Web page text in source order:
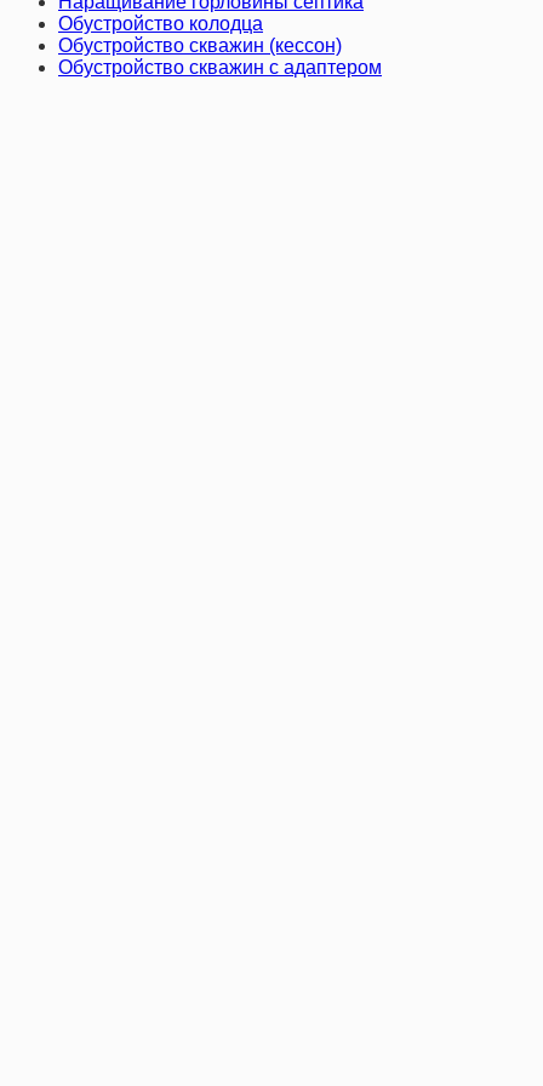
Обустройство колодца
Обустройство скважин (кессон)
Обустройство скважин с адаптером